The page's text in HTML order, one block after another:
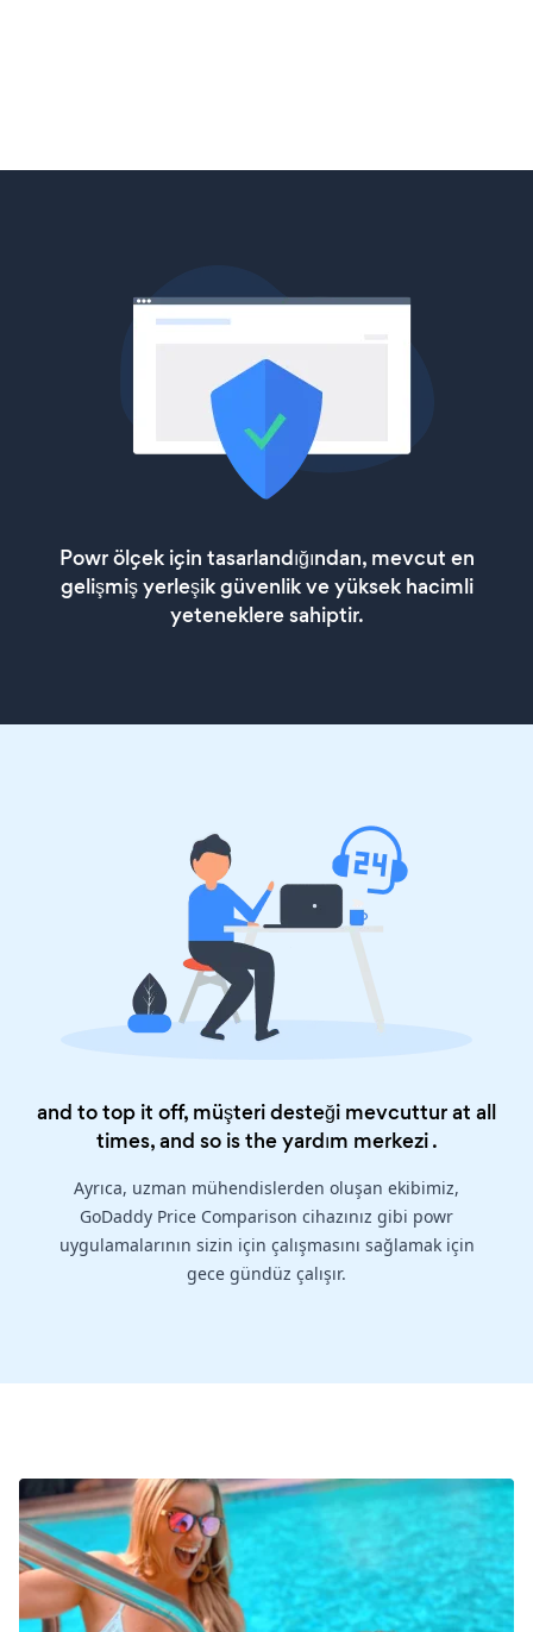
Powr ölçek için tasarlandığından, mevcut en
gelişmiş yerleşik güvenlik ve yüksek hacimli
yeteneklere sahiptir.
and to top it off, müşteri desteği mevcuttur at all
times, and so is theyardım merkezi.
Ayrıca, uzman mühendislerden oluşan ekibimiz,
GoDaddy Price Comparison cihazınız gibi powr
uygulamalarının sizin için çalışmasını sağlamak için
gece gündüz çalışır.